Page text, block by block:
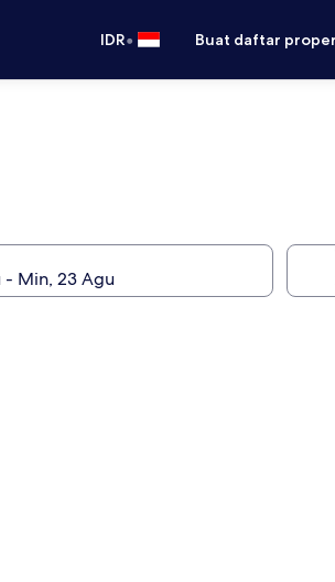
IDR• Buat daftar